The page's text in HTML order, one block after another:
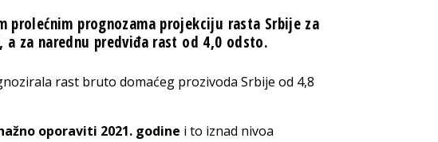
prolećnim prognozama projekciju rasta Srbije za
za narednu predviđa rast od 4,0 odsto.
rast bruto domaćeg prozivoda Srbije od 4,8
oporaviti 2021. godine i to iznad nivoa